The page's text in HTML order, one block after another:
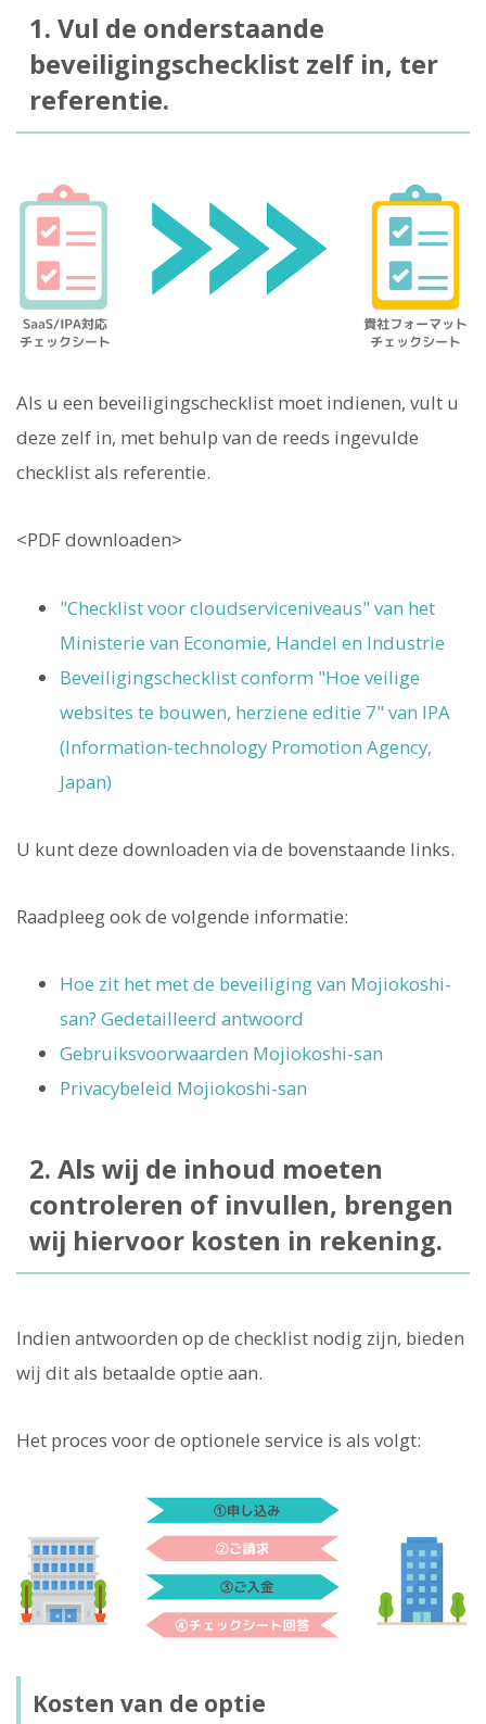
1. Vul de onderstaande
beveiligingschecklist zelf in, ter
referentie.
Als u een beveiligingschecklist moet indienen, vult u
deze zelf in, met behulp van de reeds ingevulde
checklist als referentie.
<PDF downloaden>
"Checklist voor cloudserviceniveaus" van het
Ministerie van Economie, Handel en Industrie
Beveiligingschecklist conform "Hoe veilige
websites te bouwen, herziene editie 7" van IPA
(Information-technology Promotion Agency,
Japan)
U kunt deze downloaden via de bovenstaande links.
Raadpleeg ook de volgende informatie:
Hoe zit het met de beveiliging van Mojiokoshi-
san? Gedetailleerd antwoord
Gebruiksvoorwaarden Mojiokoshi-san
Privacybeleid Mojiokoshi-san
2. Als wij de inhoud moeten
controleren of invullen, brengen
wij hiervoor kosten in rekening.
Indien antwoorden op de checklist nodig zijn, bieden
wij dit als betaalde optie aan.
Het proces voor de optionele service is als volgt:
Kosten van de optie